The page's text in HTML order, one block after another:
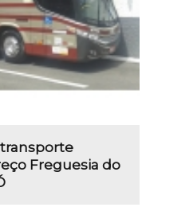
Freguesia do